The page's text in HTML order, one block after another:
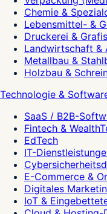
Chemie &
Lebensmittel- &
Druckerei &
Landwirtschaft &
Metallbau &
Holzbau &
Technologie &
SaaS / B2B-
Fintech &
EdTech
IT-
E-Commerce &
Digitales
IoT &